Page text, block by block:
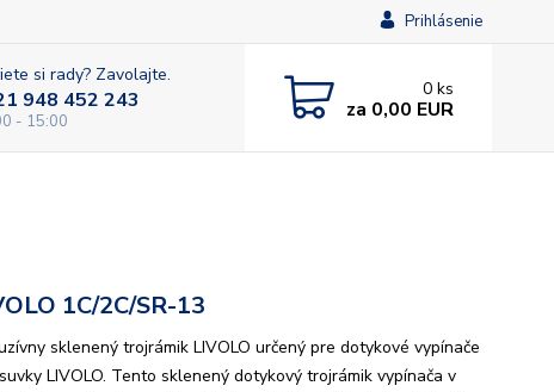
Prihlásenie
si rady? Zavolajte.
948 452 243
- 15:00
0 ks
za 0,00 EUR
1C/2C/SR-13
sklenený trojrámik LIVOLO určený pre dotykové vypínače
LIVOLO. Tento sklenený dotykový trojrámik vypínača v